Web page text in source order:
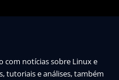
com notícias sobre Linux e
tutoriais e análises, também